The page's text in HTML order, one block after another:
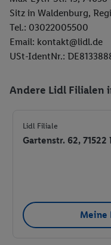
Sitz in Waldenburg,
Tel.: 03022005500
Email: kontakt@lidl.de
USt-IdentNr.:
Andere Lidl Filialen
Lidl Filiale
Gartenstr. 62, 71522
Meine